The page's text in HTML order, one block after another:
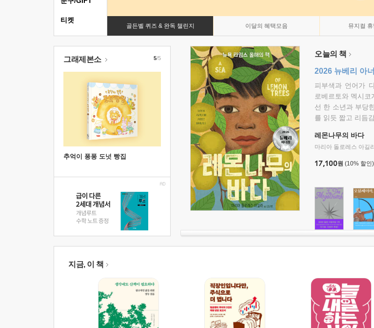
골든벨 퀴즈 & 완독 챌린지 이달의 혜택모음 뮤지컬
티켓
그래제본소
추억이 퐁퐁 도넛 빵집
5/5 오늘의 책
2026 뉴베리 아
피부색과 언어가
로베르토와 멕시
선 한 소년과 부당
를 읽듯 짧고 리듬
레몬나무의 바다
마리아 돌로레스 아길
17,100원 (10% 할인)
지금, 이 책